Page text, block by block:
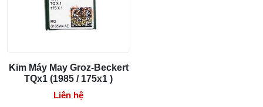
Kim Máy May Groz-Beckert
TQx1 (1985 / 175x1 )
Liên hệ